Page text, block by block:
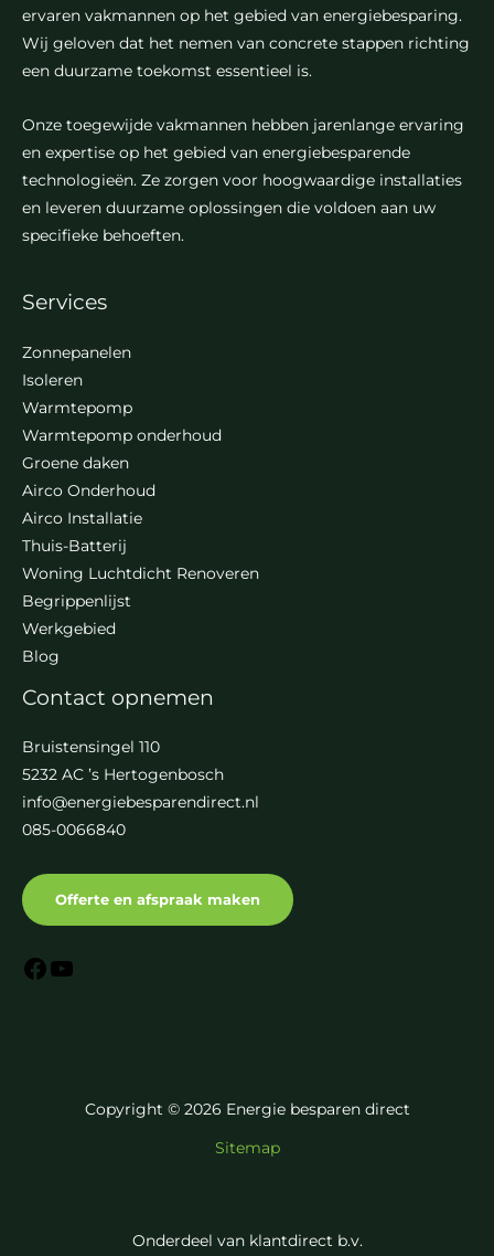
ervaren vakmannen op het gebied van energiebesparing.
Wij geloven dat het nemen van concrete stappen richting
een duurzame toekomst essentieel is.
Onze toegewijde vakmannen hebben jarenlange ervaring
en expertise op het gebied van energiebesparende
technologieën. Ze zorgen voor hoogwaardige installaties
en leveren duurzame oplossingen die voldoen aan uw
specifieke behoeften.
Services
Zonnepanelen
Isoleren
Warmtepomp
Warmtepomp onderhoud
Groene daken
Airco Onderhoud
Airco Installatie
Thuis-Batterij
Woning Luchtdicht Renoveren
Begrippenlijst
Werkgebied
Blog
Contact opnemen
Bruistensingel 110
5232 AC ’s Hertogenbosch
info@energiebesparendirect.nl
085-0066840
Offerte en afspraak maken
Copyright © 2026 Energie besparen direct
Sitemap
Onderdeel van klantdirect b.v.